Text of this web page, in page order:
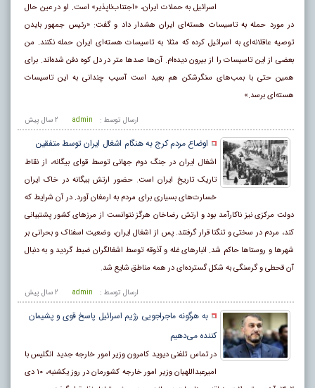
اسرائیل به حملات ایران، «اجتناب‌ناپذیر» است. او در عین حال
در مورد حمله به تاسیسات هسته‌ای ایران هشدار داد و گفت: «رئیس جمهور بایدن
توصیه عاقلانه‌ای به اسرائیل کرده که مثلا به تاسیسات هسته‌ای ایران حمله نکنند. من
بعضی از این تاسیسات را از بیرون دیده‌ام. آن‌ها صد‌ها متر در دل کوه دفن شده‌اند. برای
همین حتی با بمب‌های سنگرشکن هم بعید است آسیب چندانی به این تاسیسات
هسته‌ای برسد.»
2 سال پيش ارسال توسط : admin
اوضاع مردم کرج به هنگام اشغال ایران توسط متفقین
اشغال ایران در جنگ دوم جهانی توسط قوای بیگانه، از نقاط
تاریک تاریخ ایران است. حضور ارتش بیگانه در خاک ایران
خسارت‌های بسیاری برای مردم به ارمغان آورد. در آن شرایط که
دولت مرکزی نیز ناکارآمد بود و ارتش رضاخان هرگز نتوانست از مرزهای کشور پشتیبانی
کند، مردم در سختی و تنگنا قرار گرفتند. پس از اشغال ایران، وضعیت اسفناک و بحرانی بر
شهرها و روستاها حاکم شد. انبارهای غله و آذوقه توسط اشغالگران ضبط گردید و به دنبال
آن قحطی و گرسنگی به شکل گسترده‌ای در همه مناطق شایع شد.
2 سال پيش ارسال توسط : admin
به هرگونه ماجراجویی رژیم اسرائیل پاسخ قوی و پشیمان
کننده می‌دهیم
در تماس تلفنی دیوید کامرون وزیر امور خارجه جدید انگلیس با
امیرعبداللهیان وزیر امور خارجه کشورمان در روز یکشنبه، ۱۰ دی